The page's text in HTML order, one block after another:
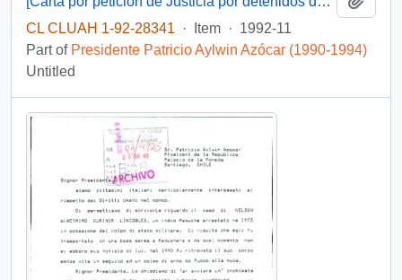
CL CLUAH 1-92-28341
· Item · 1992-11
Part of Presidente Patricio Aylwin Azócar (1990-1994)
Untitled